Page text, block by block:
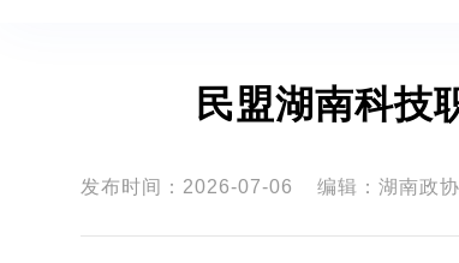
民盟湖南科技
发布时间：2026-07-06 编辑：湖南政